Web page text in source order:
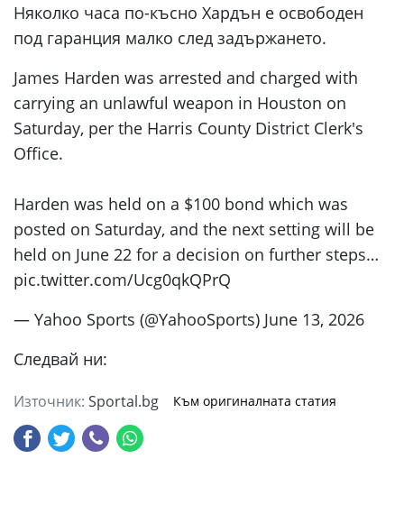
Няколко часа по-късно Хардън е освободен
под гаранция малко след задържането.
James Harden was arrested and charged with
carrying an unlawful weapon in Houston on
Saturday, per the Harris County District Clerk's
Office.
Harden was held on a $100 bond which was
posted on Saturday, and the next setting will be
held on June 22 for a decision on further steps…
pic.twitter.com/Ucg0qkQPrQ
— Yahoo Sports (@YahooSports) June 13, 2026
Следвай ни:
Източник: Sportal.bg Към оригиналната статия